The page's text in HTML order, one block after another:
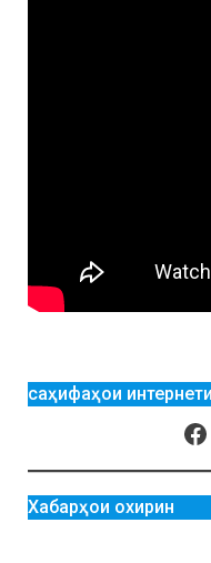
саҳифаҳои
Хабарҳои охирин